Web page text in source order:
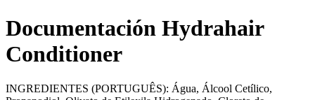
Documentación Hydrahair
Conditioner
INGREDIENTES (PORTUGUÊS): Água, Álcool Cetílico,